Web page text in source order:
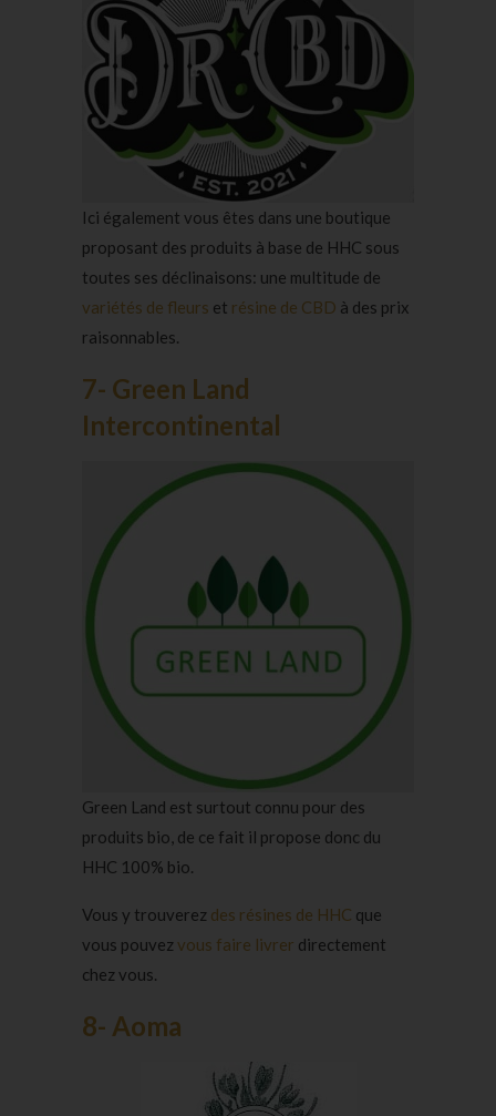
Ici également vous êtes dans une boutique
proposant des produits à base de HHC sous
toutes ses déclinaisons: une multitude de
variétés de fleurs et résine de CBD à des prix
raisonnables.
7- Green Land
Intercontinental
Green Land est surtout connu pour des
produits bio, de ce fait il propose donc du
HHC 100% bio.
Vous y trouverez des résines de HHC que
vous pouvezvous faire livrer directement
chez vous.
8- Aoma